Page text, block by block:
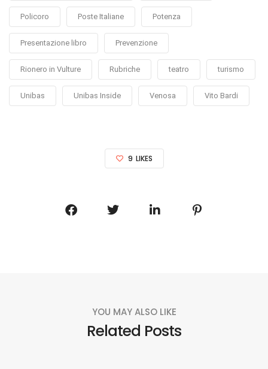
Policoro Poste Italiane Potenza
Presentazione libro Prevenzione
Rionero in Vulture Rubriche teatro turismo
Unibas Unibas Inside Venosa Vito Bardi
9 LIKES
YOU MAY ALSO LIKE
Related Posts